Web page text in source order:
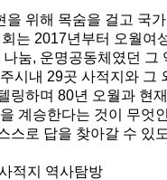
을 위해 목숨을 걸고 국
는 2017년부터 오월여
눔, 운명공동체였던 그
시내 29곳 사적지와 그
링하며 80년 오월과 현
계승한다는 것이 무엇
스로 답을 찾아갈 수 있
적지 역사탐방